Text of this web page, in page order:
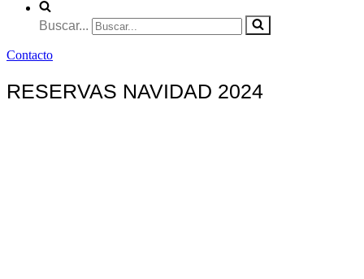
Buscar...
Contacto
RESERVAS NAVIDAD 2024